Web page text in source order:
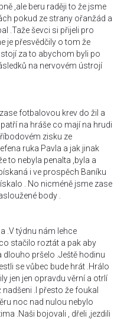
,ale beru raději to že jsme
pokud ze strany ořanžád a
.Taže ševci si přijeli pro
je přesvědčily o tom že
za to abychom byli po
na nervovém ústrojí
fotbalovou krev do žil a
na hráše co mají na hrudi
zisku ze
ruka Pavla a jak jinak
to nebyla penalta ,byla a
i ve prospěch Baníku
. No nicméně jsme zase
body .
.V týdnu nám lehce
stačilo roztát a pak aby
pršelo .Ještě hodinu
se vůbec bude hrát .Hrálo
jen jen opravdu věrní a otrlí
.I přesto že foukal
noc nad nulou nebylo
.Naši bojovali , dřeli ,jezdili